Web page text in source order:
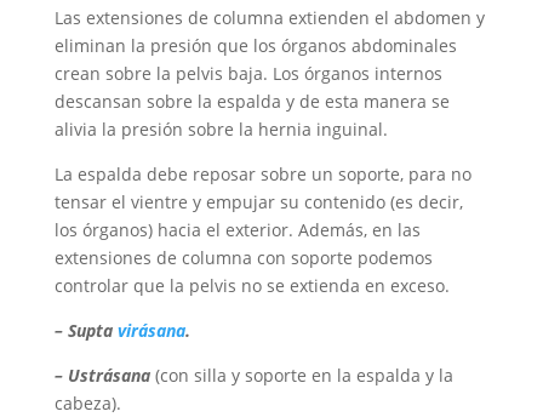
Las extensiones de columna extienden el abdomen y
eliminan la presión que los órganos abdominales
crean sobre la pelvis baja. Los órganos internos
descansan sobre la espalda y de esta manera se
alivia la presión sobre la hernia inguinal.
La espalda debe reposar sobre un soporte, para no
tensar el vientre y empujar su contenido (es decir,
los órganos) hacia el exterior. Además, en las
extensiones de columna con soporte podemos
controlar que la pelvis no se extienda en exceso.
– Supta virásana.
– Ustrásana (con silla y soporte en la espalda y la
cabeza).